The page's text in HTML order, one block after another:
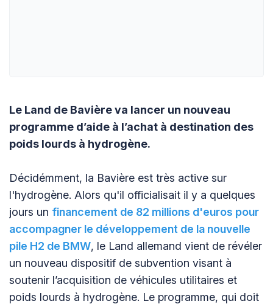
Le Land de Bavière va lancer un nouveau
programme d’aide à l’achat à destination des
poids lourds à hydrogène.
Décidémment, la Bavière est très active sur
l'hydrogène. Alors qu'il officialisait il y a quelques
jours un financement de 82 millions d'euros pour
accompagner le développement de la nouvelle
pile H2 de BMW, le Land allemand vient de révéler
un nouveau dispositif de subvention visant à
soutenir l’acquisition de véhicules utilitaires et
poids lourds à hydrogène. Le programme, qui doit